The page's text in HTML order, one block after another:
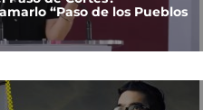
“Paso de los Pueblos